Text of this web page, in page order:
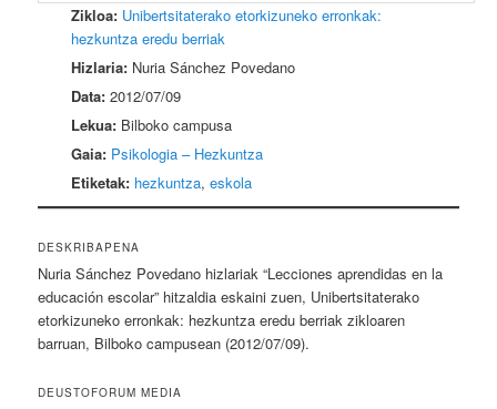
Zikloa: Unibertsitaterako etorkizuneko erronkak:
hezkuntza eredu berriak
Hizlaria: Nuria Sánchez Povedano
Data: 2012/07/09
Lekua: Bilboko campusa
Gaia: Psikologia – Hezkuntza
Etiketak: hezkuntza,eskola
DESKRIBAPENA
Nuria Sánchez Povedano hizlariak “Lecciones aprendidas en la
educación escolar” hitzaldia eskaini zuen, Unibertsitaterako
etorkizuneko erronkak: hezkuntza eredu berriak zikloaren
barruan, Bilboko campusean (2012/07/09).
DEUSTOFORUM MEDIA